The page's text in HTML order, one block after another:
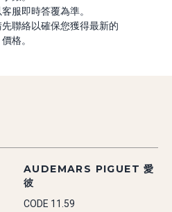
服即時答覆為準。
聯絡以確保您獲得最新的
價格。
AUDEMARS PIGUET 愛
彼
CODE 11.59